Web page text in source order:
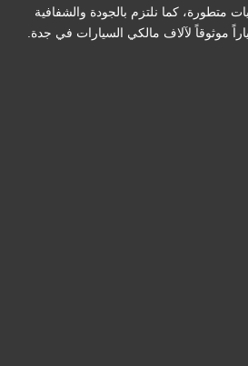
متطورة، كما نلتزم بالجودة والشفافية
موثوقاً لآلاف مالكي السيارات في جدة.